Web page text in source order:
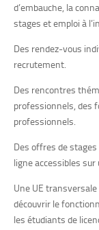
d’embauche, la
stages et emploi à
Des rendez-vous
recrutement.
Des rencontres
professionnels, des
professionnels.
Des offres de
ligne accessibles sur
Une UE
découvrir le
les étudiants de